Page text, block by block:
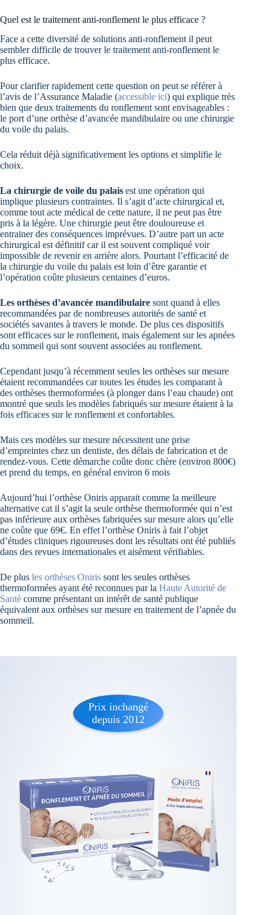
Quel est le traitement anti-ronflement le plus efficace ?
Face a cette diversité de solutions anti-ronflement il peut
sembler difficile de trouver le traitement anti-ronflement le
plus efficace.
Pour clarifier rapidement cette question on peut se référer à
l’avis de l’Assurance Maladie (accessible ici) qui explique très
bien que deux traitements du ronflement sont envisageables :
le port d’une orthèse d’avancée mandibulaire ou une chirurgie
du voile du palais.
Cela réduit déjà significativement les options et simplifie le
choix.
La chirurgie de voile du palais est une opération qui
implique plusieurs contraintes. Il s’agit d’acte chirurgical et,
comme tout acte médical de cette nature, il ne peut pas être
pris à la légère. Une chirurgie peut être douloureuse et
entrainer des conséquences imprévues. D’autre part un acte
chirurgical est définitif car il est souvent compliqué voir
impossible de revenir en arrière alors. Pourtant l’efficacité de
la chirurgie du voile du palais est loin d’être garantie et
l’opération coûte plusieurs centaines d’euros.
Les orthèses d’avancée mandibulaire sont quand à elles
recommandées par de nombreuses autorités de santé et
sociétés savantes à travers le monde. De plus ces dispositifs
sont efficaces sur le ronflement, mais également sur les apnées
du sommeil qui sont souvent associées au ronflement.
Cependant jusqu’à récemment seules les orthèses sur mesure
étaient recommandées car toutes les études les comparant à
des orthèses thermoformées (à plonger dans l’eau chaude) ont
montré que seuls les modèles fabriqués sur mesure étaient à la
fois efficaces sur le ronflement et confortables.
Mais ces modèles sur mesure nécessitent une prise
d’empreintes chez un dentiste, des délais de fabrication et de
rendez-vous. Cette démarche coûte donc chère (environ 800€)
et prend du temps, en général environ 6 mois
Aujourd’hui l’orthèse Oniris apparait comme la meilleure
alternative cat il s’agit la seule orthèse thermoformée qui n’est
pas inférieure aux orthèses fabriquées sur mesure alors qu’elle
ne coûte que 69€. En effet l’orthèse Oniris à fait l’objet
d’études cliniques rigoureuses dont les résultats ont été publiés
dans des revues internationales et aisément vérifiables.
De plus les orthèses Oniris sont les seules orthèses
thermoformées ayant été reconnues par la Haute Autorité de
Santé comme présentant un intérêt de santé publique
équivalent aux orthèses sur mesure en traitement de l’apnée du
sommeil.
Prix inchangé
depuis 2012